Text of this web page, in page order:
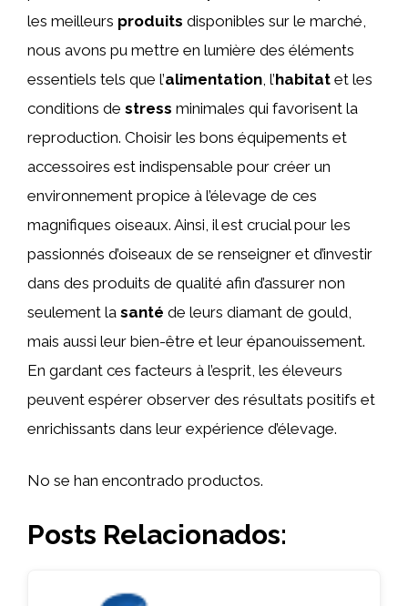
les meilleurs produits disponibles sur le marché,
nous avons pu mettre en lumière des éléments
essentiels tels que l’alimentation , l’habitat et les
conditions de stress minimales qui favorisent la
reproduction. Choisir les bons équipements et
accessoires est indispensable pour créer un
environnement propice à l’élevage de ces
magnifiques oiseaux. Ainsi, il est crucial pour les
passionnés d’oiseaux de se renseigner et d’investir
dans des produits de qualité afin d’assurer non
seulement la santé de leurs diamant de gould,
mais aussi leur bien-être et leur épanouissement.
En gardant ces facteurs à l’esprit, les éleveurs
peuvent espérer observer des résultats positifs et
enrichissants dans leur expérience d’élevage.
No se han encontrado productos.
Posts Relacionados: